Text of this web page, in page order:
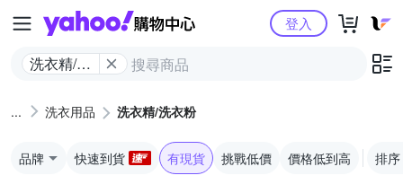
Yahoo購物中心
洗衣精/洗
登入
洗衣用品 洗衣精/洗衣粉
品牌 快速到貨 有現貨 挑戰低價 價格低到高 排序